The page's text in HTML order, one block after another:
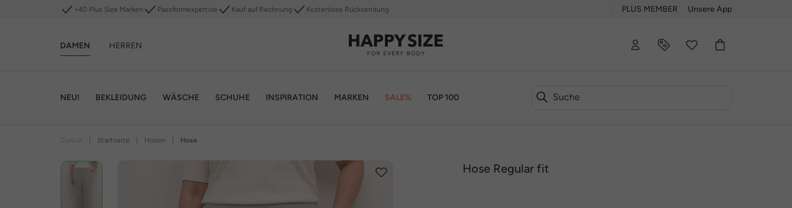
+40 Plus Size Marken Passformexpertise Kauf auf Rechnung Kostenlose Rücksendung PLUS MEMBER Unsere App
DAMEN HERREN
NEU! BEKLEIDUNG WÄSCHE SCHUHE INSPIRATION MARKEN SALE% TOP 100
Startseite Hosen Hose
Hose Regular fit